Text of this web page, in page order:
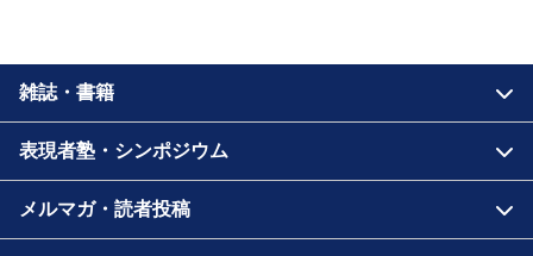
雑誌・書籍
表現者塾・シンポジウム
メルマガ・読者投稿